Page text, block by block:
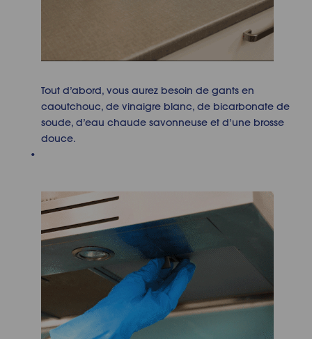
Tout d’abord, vous aurez besoin de gants en
caoutchouc, de vinaigre blanc, de bicarbonate de
soude, d’eau chaude savonneuse et d’une brosse
douce.